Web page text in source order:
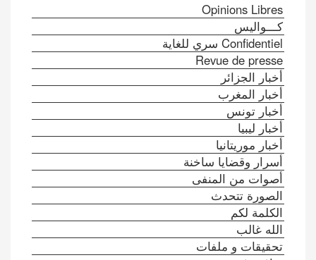
Opinions Libres
كـــواليس
Confidentiel سري للغاية
Revue de presse
أخبار الجزائر
أخبار المغرب
أخبار تونس
أخبار ليبيا
أخبار موريتانيا
أسرار وقضايا ساخنة
أصوات من المنفى
الصورة تتحدث
الكلمة لكم
الله غالب
تحقيقات و ملفات